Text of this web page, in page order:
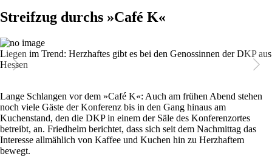
Streifzug durchs »Café K«
Liegen im Trend: Herzhaftes gibt es bei den Genossinnen der DKP aus
Hessen
Lange Schlangen vor dem »Café K«: Auch am frühen Abend stehen
noch viele Gäste der Konferenz bis in den Gang hinaus am
Kuchenstand, den die DKP in einem der Säle des Konferenzortes
betreibt, an. Friedhelm berichtet, dass sich seit dem Nachmittag das
Interesse allmählich von Kaffee und Kuchen hin zu Herzhaftem
bewegt.